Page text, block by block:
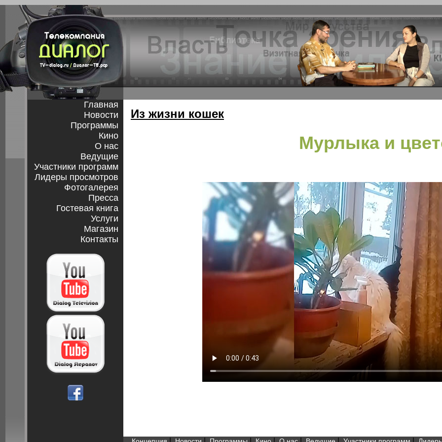
Главная
Новости
Программы
Кино
О нас
Ведущие
Участники программ
Лидеры просмотров
Фотогалерея
Пресса
Гостевая книга
Услуги
Магазин
Контакты
Из жизни кошек
Мурлыка и